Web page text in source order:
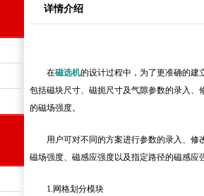
详情介绍
在磁选机的设计过程中，为了更准确的建
包括磁块尺寸、磁扼尺寸及气隙参数的录入
的磁场强度。
用户可对不同的方案进行参数的录入、
磁场强度、磁感应强度以及指定路径的磁感应
1.网格划分模块